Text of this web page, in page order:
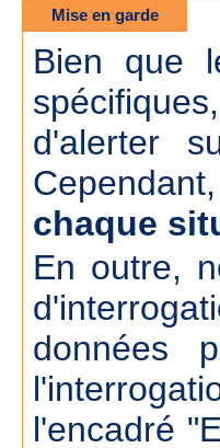
Mise en garde
Bien que
d'alerter
Cependant,
chaque
En outre,
données
l'encadré